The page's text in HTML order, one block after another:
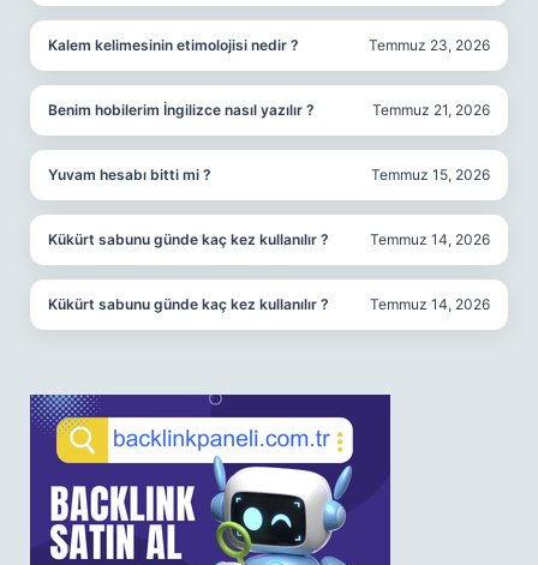
Kalem kelimesinin etimolojisi nedir ? Temmuz 23, 2026
Benim hobilerim İngilizce nasıl yazılır ? Temmuz 21, 2026
Yuvam hesabı bitti mi ? Temmuz 15, 2026
Kükürt sabunu günde kaç kez kullanılır ? Temmuz 14, 2026
Kükürt sabunu günde kaç kez kullanılır ? Temmuz 14, 2026